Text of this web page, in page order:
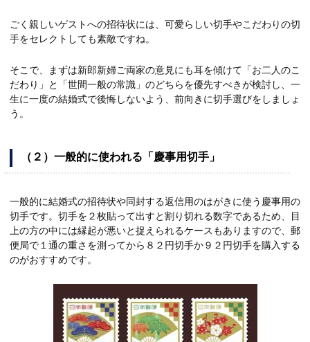
ごく親しいゲストへの招待状には、可愛らしい切手やこだわりの切
手をセレクトしても素敵ですね。
そこで、まずは新郎新婦ご両家の意見にも耳を傾けて「お二人のこ
だわり」と「世間一般の常識」のどちらを優先すべきが検討し、一
生に一度の結婚式で後悔しないよう、前向きに切手選びをしましょ
う。
（２）一般的に使われる「慶事用切手」
一般的に結婚式の招待状や同封する返信用のはがきに使う慶事用の
切手です。切手を２枚貼って出すと割り切れる数字であるため、目
上の方の中には縁起が悪いと捉えられるケースもありますので、郵
便局で１通の重さを測ってから８２円切手か９２円切手を購入する
のがおすすめです。